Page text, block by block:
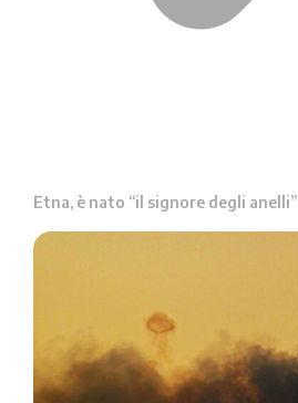
Etna, è nato “il signore degli anelli”